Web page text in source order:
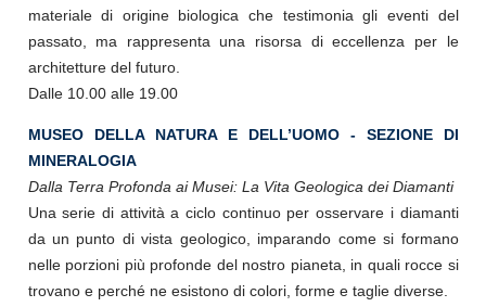
materiale di origine biologica che testimonia gli eventi del
passato, ma rappresenta una risorsa di eccellenza per le
architetture del futuro.
Dalle 10.00 alle 19.00
MUSEO DELLA NATURA E DELL’UOMO - SEZIONE DI
MINERALOGIA
Dalla Terra Profonda ai Musei: La Vita Geologica dei Diamanti
Una serie di attività a ciclo continuo per osservare i diamanti
da un punto di vista geologico, imparando come si formano
nelle porzioni più profonde del nostro pianeta, in quali rocce si
trovano e perché ne esistono di colori, forme e taglie diverse.